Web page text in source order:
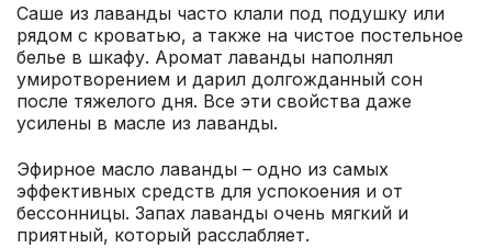
Саше из лаванды часто клали под подушку или
рядом с кроватью, а также на чистое постельное
белье в шкафу. Аромат лаванды наполнял
умиротворением и дарил долгожданный сон
после тяжелого дня. Все эти свойства даже
усилены в масле из лаванды.
Эфирное масло лаванды – одно из самых
эффективных средств для успокоения и от
бессонницы. Запах лаванды очень мягкий и
приятный, который расслабляет.